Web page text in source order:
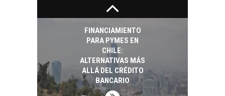
como factor
FINANCIAMIENTO
PARA PYMES EN
CHILE:
ALTERNATIVAS MÁS
ALLÁ DEL CRÉDITO
BANCARIO